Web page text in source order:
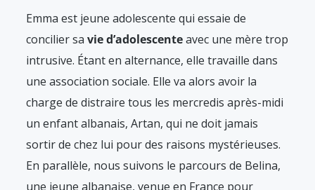
Emma est jeune adolescente qui essaie de
concilier sa vie d’adolescenteavec une mère trop
intrusive. Étant en alternance, elle travaille dans
une association sociale. Elle va alors avoir la
charge de distraire tous les mercredis après-midi
un enfant albanais, Artan, qui ne doit jamais
sortir de chez lui pour des raisons mystérieuses.
En parallèle, nous suivons le parcours de Belina,
une jeune albanaise, venue en France pour